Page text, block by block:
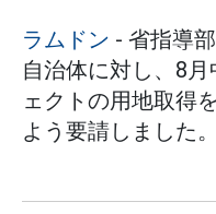
ラムドン - 省指導
自治体に対し、8
ェクトの用地取得
よう要請しました。